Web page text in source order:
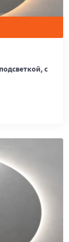
с